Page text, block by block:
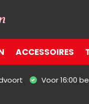
ACCESSOIRES
Voor 16:00